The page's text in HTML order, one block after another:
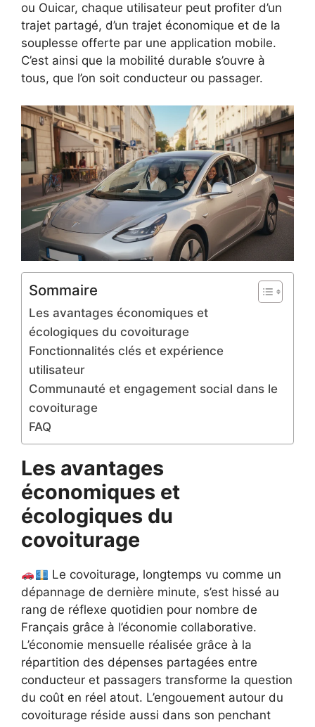
ou Ouicar, chaque utilisateur peut profiter d’un
trajet partagé, d’un trajet économique et de la
souplesse offerte par une application mobile.
C’est ainsi que la mobilité durable s’ouvre à
tous, que l’on soit conducteur ou passager.
Sommaire
Les avantages économiques et
écologiques du covoiturage
Fonctionnalités clés et expérience
utilisateur
Communauté et engagement social dans le
covoiturage
FAQ
Les avantages
économiques et
écologiques du
covoiturage
Le covoiturage, longtemps vu comme un
dépannage de dernière minute, s’est hissé au
rang de réflexe quotidien pour nombre de
Français grâce à l’économie collaborative.
L’économie mensuelle réalisée grâce à la
répartition des dépenses partagées entre
conducteur et passagers transforme la question
du coût en réel atout. L’engouement autour du
covoiturage réside aussi dans son penchant